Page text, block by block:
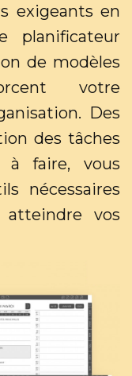
exigeants en
planificateur
de modèles
votre
Des
des tâches
à faire, vous
nécessaires
vos